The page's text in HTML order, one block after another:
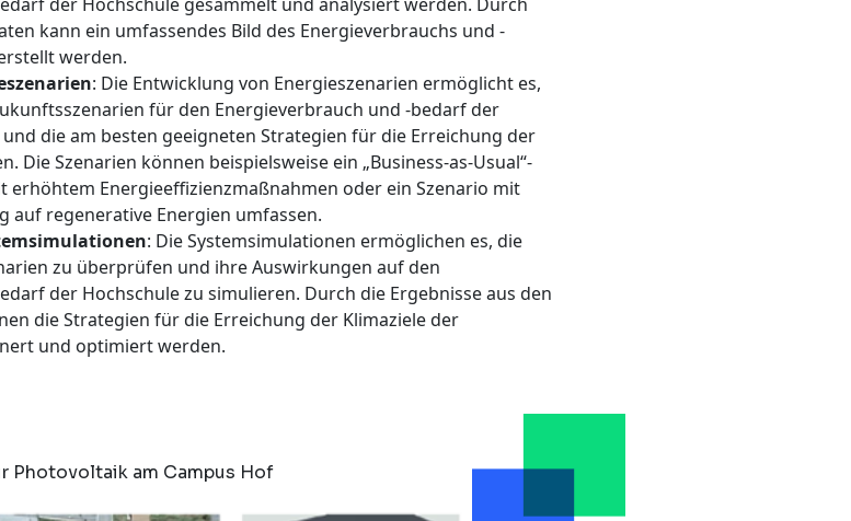
kann ein umfassendes Bild des Energieverbrauchs und -
werden.
: Die Entwicklung von Energieszenarien ermöglicht es,
für den Energieverbrauch und -bedarf der
die am besten geeigneten Strategien für die Erreichung der
Die Szenarien können beispielsweise ein „Business-as-Usual“-
erhöhtem Energieeffizienzmaßnahmen oder ein Szenario mit
auf regenerative Energien umfassen.
: Die Systemsimulationen ermöglichen es, die
zu überprüfen und ihre Auswirkungen auf den
der Hochschule zu simulieren. Durch die Ergebnisse aus den
die Strategien für die Erreichung der Klimaziele der
und optimiert werden.
Photovoltaik am Campus Hof